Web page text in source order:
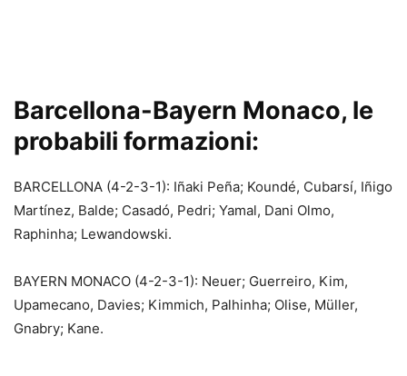
Barcellona-Bayern Monaco, le
probabili formazioni:
BARCELLONA (4-2-3-1): Iñaki Peña; Koundé, Cubarsí, Iñigo
Martínez, Balde; Casadó, Pedri; Yamal, Dani Olmo,
Raphinha; Lewandowski.
BAYERN MONACO (4-2-3-1): Neuer; Guerreiro, Kim,
Upamecano, Davies; Kimmich, Palhinha; Olise, Müller,
Gnabry; Kane.